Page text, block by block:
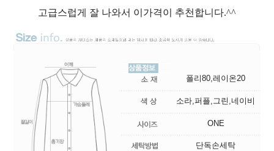
고급스럽게 잘 나와서 이가격이 추천합니다.^^
폴리80,레이온20
소라,퍼플,그린,네이비
ONE
단독손세탁